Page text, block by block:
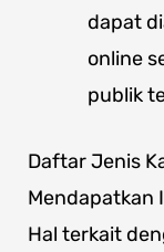
dapat
online
publik
Daftar Jenis
Mendapatkan
Hal terkait